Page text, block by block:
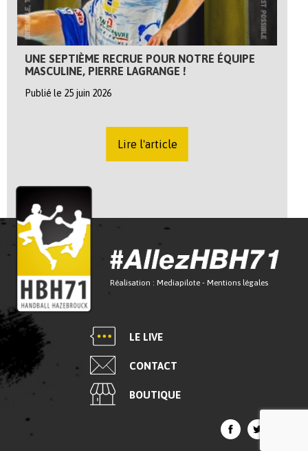
UNE SEPTIÈME RECRUE POUR NOTRE ÉQUIPE
MASCULINE, PIERRE LAGRANGE !
Publié le 25 juin 2026
Lire l'article
Réalisation : Mediapilote - Mentions légales
LE LIVE
CONTACT
BOUTIQUE